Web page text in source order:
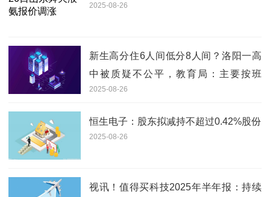
2025-08-26
新生高分住6人间低分8人间？洛阳一高
中被质疑不公平，教育局：主要按班
分，非成绩|最新
2025-08-26
恒生电子：股东拟减持不超过0.42%股份
2025-08-26
视讯！值得买科技2025年半年报：持续